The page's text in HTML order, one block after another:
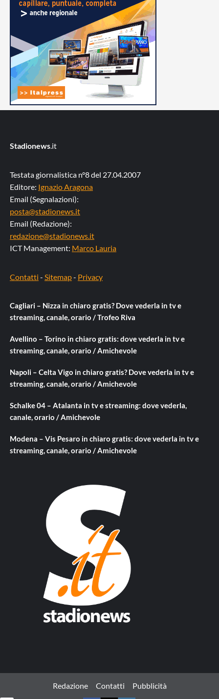
Stadionews .it
Testata giornalistica n°8 del 27.04.2007
Editore: Ignazio Aragona
Email (Segnalazioni):
posta@stadionews.it
Email (Redazione):
redazione@stadionews.it
ICT Management: Marco Lauria
Contatti - Sitemap- Privacy
Cagliari – Nizza in chiaro gratis? Dove vederla in tv e
streaming, canale, orario / Trofeo Riva
Avellino – Torino in chiaro gratis: dove vederla in tv e
streaming, canale, orario / Amichevole
Napoli – Celta Vigo in chiaro gratis? Dove vederla in tv e
streaming, canale, orario / Amichevole
Schalke 04 – Atalanta in tv e streaming: dove vederla,
canale, orario / Amichevole
Modena – Vis Pesaro in chiaro gratis: dove vederla in tv e
streaming, canale, orario / Amichevole
Redazione Contatti Pubblicità